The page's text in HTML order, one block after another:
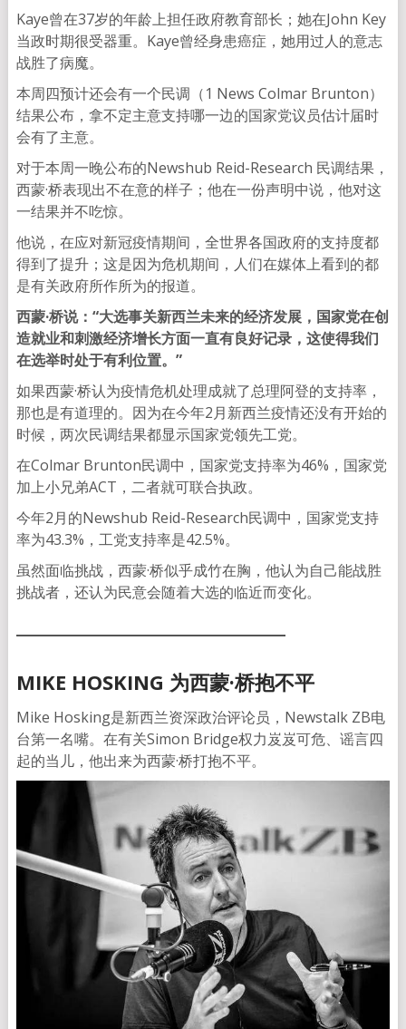
Kaye曾在37岁的年龄上担任政府教育部长；她在John Key
当政时期很受器重。Kaye曾经身患癌症，她用过人的意志
战胜了病魔。
本周四预计还会有一个民调（1 News Colmar Brunton）
结果公布，拿不定主意支持哪一边的国家党议员估计届时
会有了主意。
对于本周一晚公布的Newshub Reid-Research 民调结果，
西蒙·桥表现出不在意的样子；他在一份声明中说，他对这
一结果并不吃惊。
他说，在应对新冠疫情期间，全世界各国政府的支持度都
得到了提升；这是因为危机期间，人们在媒体上看到的都
是有关政府所作所为的报道。
西蒙·桥说：“大选事关新西兰未来的经济发展，国家党在创
造就业和刺激经济增长方面一直有良好记录，这使得我们
在选举时处于有利位置。”
如果西蒙·桥认为疫情危机处理成就了总理阿登的支持率，
那也是有道理的。因为在今年2月新西兰疫情还没有开始的
时候，两次民调结果都显示国家党领先工党。
在Colmar Brunton民调中，国家党支持率为46%，国家党
加上小兄弟ACT，二者就可联合执政。
今年2月的Newshub Reid-Research民调中，国家党支持
率为43.3%，工党支持率是42.5%。
虽然面临挑战，西蒙·桥似乎成竹在胸，他认为自己能战胜
挑战者，还认为民意会随着大选的临近而变化。
MIKE HOSKING 为西蒙·桥抱不平
Mike Hosking是新西兰资深政治评论员，Newstalk ZB电
台第一名嘴。在有关Simon Bridge权力岌岌可危、谣言四
起的当儿，他出来为西蒙·桥打抱不平。